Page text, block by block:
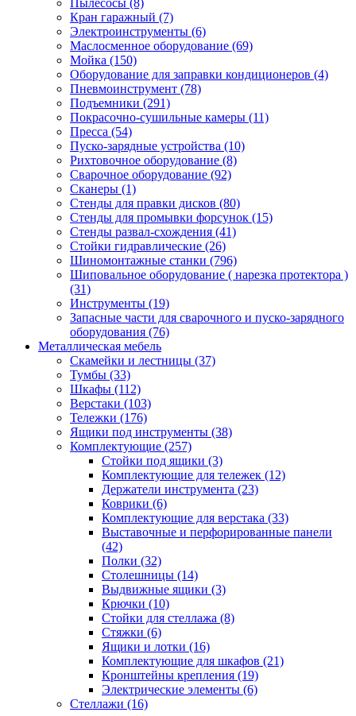
Пылесосы (8)
Кран гаражный (7)
Электроинструменты (6)
Маслосменное оборудование (69)
Мойка (150)
Оборудование для заправки кондиционеров (4)
Пневмоинструмент (78)
Подъемники (291)
Покрасочно-сушильные камеры (11)
Пресса (54)
Пуско-зарядные устройства (10)
Рихтовочное оборудование (8)
Сварочное оборудование (92)
Сканеры (1)
Стенды для правки дисков (80)
Стенды для промывки форсунок (15)
Стенды развал-схождения (41)
Стойки гидравлические (26)
Шиномонтажные станки (796)
Шиповальное оборудование ( нарезка протектора )
(31)
Инструменты (19)
Запасные части для сварочного и пуско-зарядного
оборудования (76)
Металлическая мебель
Скамейки и лестницы (37)
Тумбы (33)
Шкафы (112)
Верстаки (103)
Тележки (176)
Ящики под инструменты (38)
Комплектующие (257)
Стойки под ящики (3)
Комплектующие для тележек (12)
Держатели инструмента (23)
Коврики (6)
Комплектующие для верстака (33)
Выставочные и перфорированные панели
(42)
Полки (32)
Столешницы (14)
Выдвижные ящики (3)
Крючки (10)
Стойки для стеллажа (8)
Стяжки (6)
Ящики и лотки (16)
Комплектующие для шкафов (21)
Кронштейны крепления (19)
Электрические элементы (6)
Стеллажи (16)